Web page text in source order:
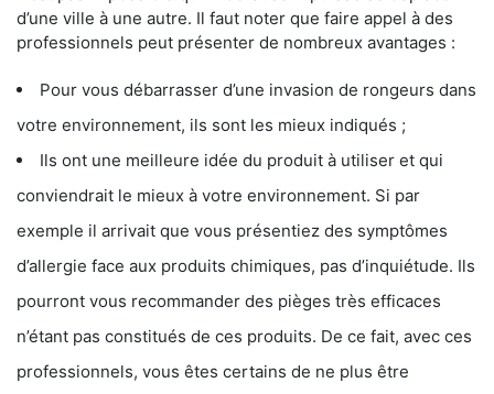
d’une ville à une autre. Il faut noter que faire appel à des
professionnels peut présenter de nombreux avantages :
Pour vous débarrasser d’une invasion de rongeurs dans
votre environnement, ils sont les mieux indiqués ;
Ils ont une meilleure idée du produit à utiliser et qui
conviendrait le mieux à votre environnement. Si par
exemple il arrivait que vous présentiez des symptômes
d’allergie face aux produits chimiques, pas d’inquiétude. Ils
pourront vous recommander des pièges très efficaces
n’étant pas constitués de ces produits. De ce fait, avec ces
professionnels, vous êtes certains de ne plus être